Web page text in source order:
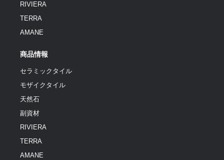
RIVIERA
TERRA
AMANE
商品情報
セラミックタイル
モザイクタイル
天然石
副資材
RIVIERA
TERRA
AMANE